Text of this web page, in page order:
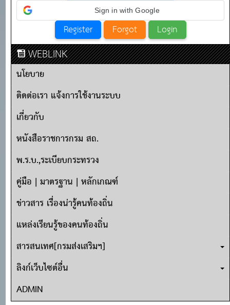
Sign in with Google
WEBLINK
นโยบาย
ติดต่อเรา แจ้งการใช้งานระบบ
เกี่ยวกับ
หนังสือราชการกรม สถ.
พ.ร.บ.,ระเบียบกระทรวง
คู่มือ | มาตรฐาน | หลักเกณฑ์
ข่าวสาร เรื่องน่ารู้คนท้องถิ่น
แหล่งเรียนรู้ของคนท้องถิ่น
สารสนเทศ[กรมส่งเสริมฯ]
ลิงก์เว็บไซต์อื่น
ADMIN